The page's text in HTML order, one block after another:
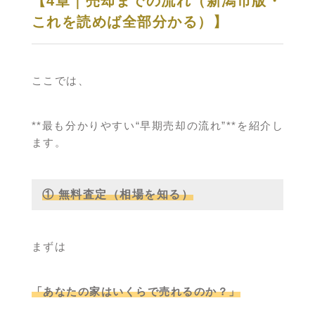
これを読めば全部分かる）】
ここでは、
**最も分かりやすい“早期売却の流れ”**を紹介し
ます。
① 無料査定（相場を知る）
まずは
「あなたの家はいくらで売れるのか？」